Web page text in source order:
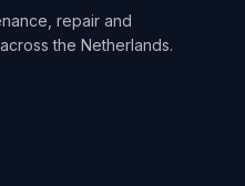
repair and
the Netherlands.